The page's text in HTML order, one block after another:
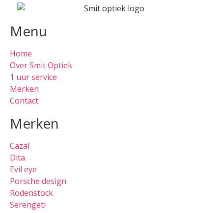
Menu
Home
Over Smit Optiek
1 uur service
Merken
Contact
Merken
Cazal
Dita
Evil eye
Porsche design
Rodenstock
Serengeti